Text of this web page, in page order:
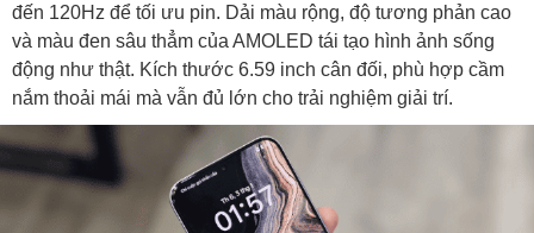
đến 120Hz để tối ưu pin. Dải màu rộng, độ tương phản cao
và màu đen sâu thẳm của AMOLED tái tạo hình ảnh sống
động như thật. Kích thước 6.59 inch cân đối, phù hợp cầm
nắm thoải mái mà vẫn đủ lớn cho trải nghiệm giải trí.